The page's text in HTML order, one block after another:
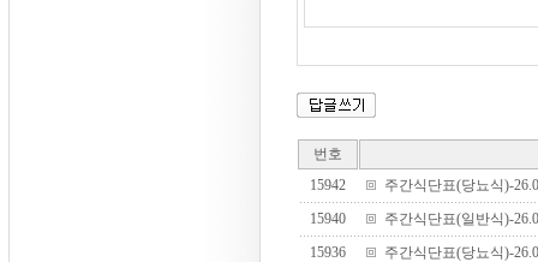
번호
15942
주간식단표(당뇨식)-
15940
주간식단표(일반식)-
15936
주간식단표(당뇨식)-